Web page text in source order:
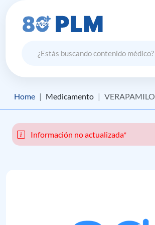
Home Medicamento VERAPAMILO
Información no actualizada*